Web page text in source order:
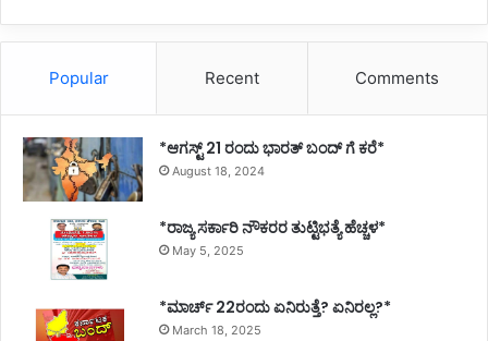
Popular Recent Comments
*ಆಗಸ್ಟ್ 21 ರಂದು ಭಾರತ್‌ ಬಂದ್‌ ಗೆ ಕರೆ*
August 18, 2024
*ರಾಜ್ಯ ಸರ್ಕಾರಿ ನೌಕರರ ತುಟ್ಟಿಭತ್ಯೆ ಹೆಚ್ಚಳ*
May 5, 2025
*ಮಾರ್ಚ್ 22ರಂದು ಏನಿರುತ್ತೆ? ಏನಿರಲ್ಲ?*
March 18, 2025